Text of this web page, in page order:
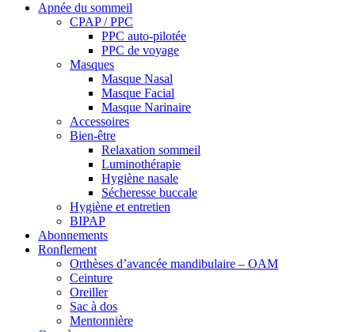
Apnée du sommeil
CPAP / PPC
PPC auto-pilotée
PPC de voyage
Masques
Masque Nasal
Masque Facial
Masque Narinaire
Accessoires
Bien-être
Relaxation sommeil
Luminothérapie
Hygiène nasale
Sécheresse buccale
Hygiène et entretien
BIPAP
Abonnements
Ronflement
Orthèses d’avancée mandibulaire – OAM
Ceinture
Oreiller
Sac à dos
Mentonnière